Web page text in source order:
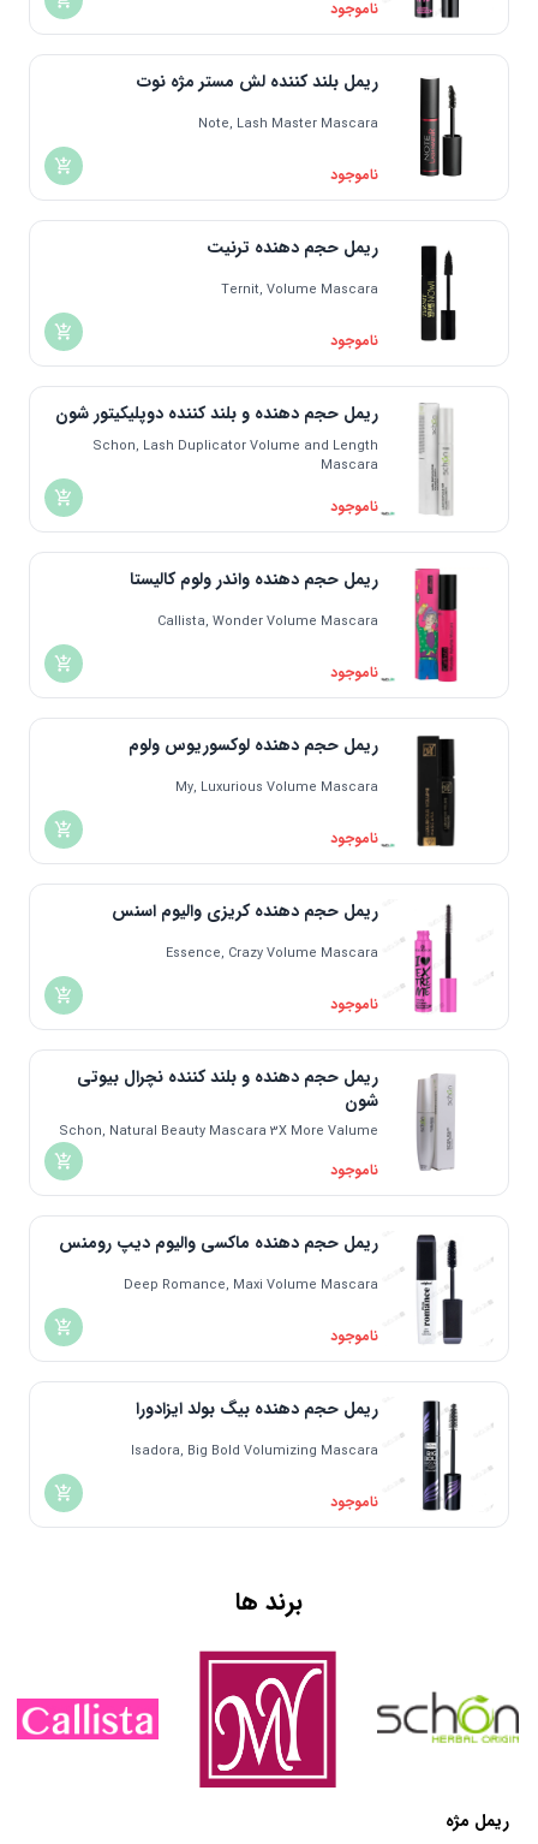
ناموجود
ریمل بلند کننده لش مستر مژه نوت
Note, Lash Master Mascara
ناموجود
ریمل حجم دهنده ترنیت
Ternit, Volume Mascara
ناموجود
ریمل حجم دهنده و بلند کننده دوپلیکیتور شون
Schon, Lash Duplicator Volume and Length
Mascara
ناموجود
ریمل حجم دهنده واندر ولوم کالیستا
Callista, Wonder Volume Mascara
ناموجود
ریمل حجم دهنده لوکسوریوس ولوم
My, Luxurious Volume Mascara
ناموجود
ریمل حجم دهنده کریزی والیوم اسنس
Essence, Crazy Volume Mascara
ناموجود
ریمل حجم دهنده و بلند کننده نچرال بیوتی
شون
Schon, Natural Beauty Mascara 3X More Valume
ناموجود
ریمل حجم دهنده ماکسی والیوم دیپ رومنس
Deep Romance, Maxi Volume Mascara
ناموجود
ریمل حجم دهنده بیگ بولد ایزادورا
Isadora, Big Bold Volumizing Mascara
ناموجود
برند ها
ریمل مژه